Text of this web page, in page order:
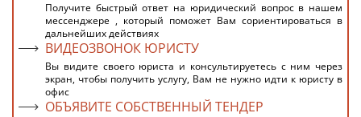
Получите быстрый ответ на юридический вопрос в нашем
мессенджере , который поможет Вам сориентироваться в
дальнейших действиях
ВИДЕОЗВОНОК ЮРИСТУ
Вы видите своего юриста и консультируетесь с ним через
экран, чтобы получить услугу, Вам не нужно идти к юристу в
офис
ОБЪЯВИТЕ СОБСТВЕННЫЙ ТЕНДЕР